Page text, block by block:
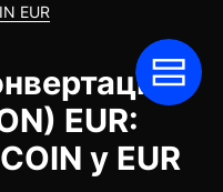
EUR
EUR:
у EUR